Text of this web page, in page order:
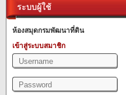
ระบบผู้ใช้
ห้องสมุดกรมพัฒนาที่ดิน
เข้าสู่ระบบสมาชิก